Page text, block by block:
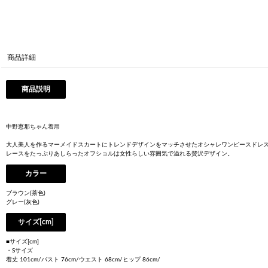
商品詳細
商品説明
中野恵那ちゃん着用
大人美人を作るマーメイドスカートにトレンドデザインをマッチさせたオシャレワンピースドレス
レースをたっぷりあしらったオフショルは女性らしい雰囲気で溢れる贅沢デザイン。
カラー
ブラウン(茶色)
グレー(灰色)
サイズ[cm]
■サイズ[cm]
・Sサイズ
着丈 101cm/バスト 76cm/ウエスト 68cm/ヒップ 86cm/